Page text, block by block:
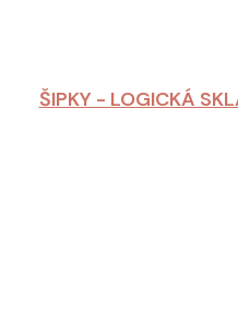
ŠIPKY - LOGICKÁ